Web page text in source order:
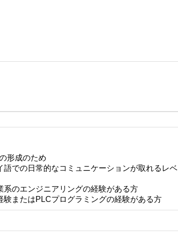
形成のため
語での日常的なコミュニケーションが取れるレベ
系のエンジニアリングの経験がある方
験またはPLCプログラミングの経験がある方